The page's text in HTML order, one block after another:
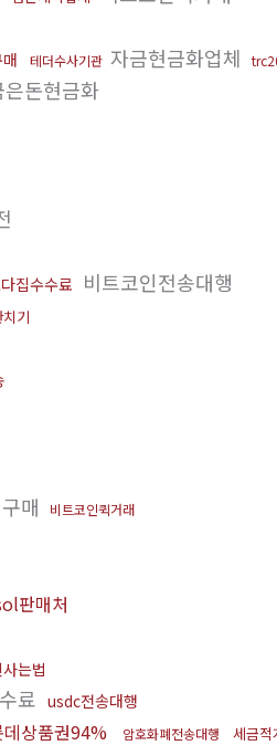
테더수사기관 자금현금화업체
은돈현금화
집수수료 비트코인전송대행
기
매 비트코인퀵거래
판매처
는법
료 usdc전송대행
데상품권94% 암호화폐전송대행 세금적